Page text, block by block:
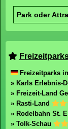
Freizeitparks
» Karls Erlebnis-
» Freizeit-Land
» Rasti-Land
» Rodelbahn St.
» Tolk-Schau